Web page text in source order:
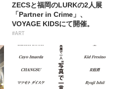
ZECSと福岡のLURKの2人展
「Partner in Crime」、
VOYAGE KIDSにて開催。
#ART